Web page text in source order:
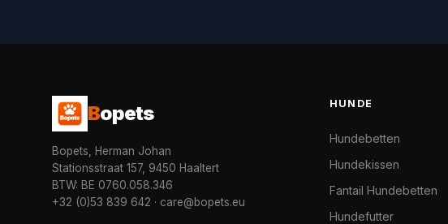
Bopets
Bopets, Herman Johan
Stationsstraat 157, 9450 Haaltert
BTW: BE 0760.058.346
+32 (0)53 839 642 · care@bopets.eu
HUNDE
Hundebetten
Hundekissen
Fantail Hundebetten
Hundefutter